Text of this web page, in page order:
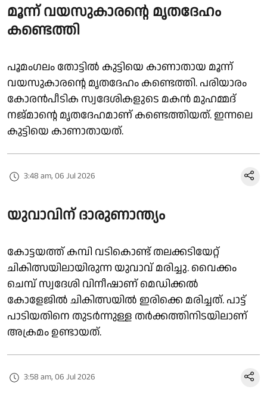
മൂന്ന് വയസുകാരൻ്റെ മൃതദേഹം
കണ്ടെത്തി
പൂമംഗലം തോട്ടിൽ കുട്ടിയെ കാണാതായ മൂന്ന്
വയസുകാരൻ്റെ മൃതദേഹം കണ്ടെത്തി. പരിയാരം
കോരൻപീടിക സ്വദേശികളുടെ മകൻ മുഹമ്മദ്‌
നജ്മാന്റെ മൃതദേഹമാണ് കണ്ടെത്തിയത്. ഇന്നലെ
കുട്ടിയെ കാണാതായത്.
3:48 am, 06 Jul 2026
യുവാവിന് ദാരുണാന്ത്യം
കോട്ടയത്ത് കമ്പി വടികൊണ്ട് തലക്കടിയേറ്റ്
ചികിത്സയിലായിരുന്ന യുവാവ് മരിച്ചു. വൈക്കം
ചെമ്പ് സ്വദേശി വിനീഷാണ് മെഡിക്കൽ
കോളേജിൽ ചികിത്സയിൽ ഇരിക്കെ മരിച്ചത്. പാട്ട്
പാടിയതിനെ തുടർന്നുള്ള തർക്കത്തിനിടയിലാണ്
അക്രമം ഉണ്ടായത്.
3:58 am, 06 Jul 2026